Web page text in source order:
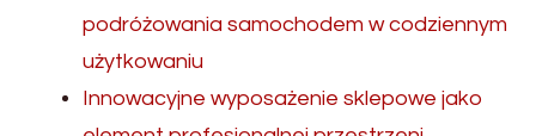
podróżowania samochodem w codziennym
użytkowaniu
Innowacyjne wyposażenie sklepowe jako